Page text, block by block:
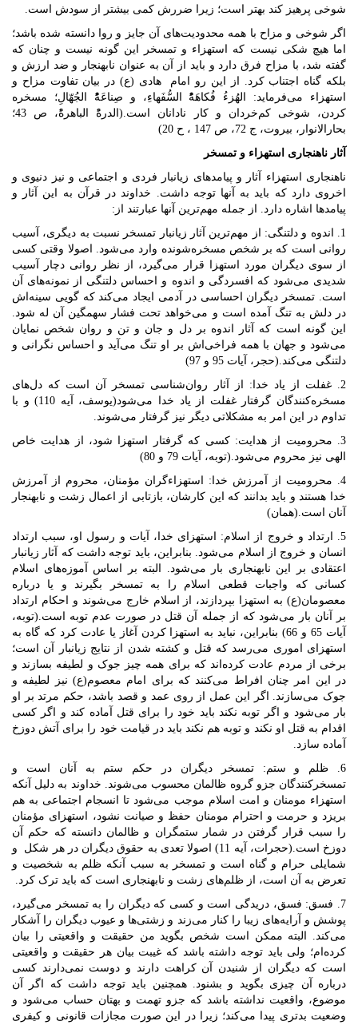
شوخی پرهیز کند بهتر است؛ زیرا ضررش کمی بیشتر از سودش است.
اگر شوخی و مزاح با همه محدودیت‌های آن جایز و روا دانسته شده باشد؛
اما هیچ شکی نیست که استهزاء و تمسخر این گونه نیست و چنان که
گفته شد، با مزاح فرق دارد و باید از آن به عنوان نابهنجار و ضد ارزش و
بلکه گناه اجتناب کرد. از این رو امام هادی (ع) در بیان تفاوت مزاح و
استهزاء می‌فرماید: الهُزءُ فُكاهَهًُْ السُّفَهاءِ، و صِناعَهًُْ الجُهّالِ؛ مسخره
کردن، شوخى كم‏‌خردان و كار نادانان است.(الدرهًْ الباهرهًْ، ص 43؛
بحارالانوار، بیروت، ج 72، ص 147 ، ح 20)
آثار ناهنجاری استهزاء و تمسخر
ناهنجاری استهزاء آثار و پیامدهای زیانبار فردی و اجتماعی و نیز دنیوی و
اخروی دارد که باید به آنها توجه داشت. خداوند در قرآن به این آثار و
پیامدها اشاره دارد. از جمله مهم‌ترین آنها عبارتند از:
1. اندوه و دلتنگی: از مهم‌ترین آثار زیانبار تمسخر نسبت به دیگری، آسیب
روانی است که بر شخص مسخره‌شونده وارد می‌شود. اصولا وقتی کسی
از سوی دیگران مورد استهزا قرار می‌گیرد، از نظر روانی دچار آسیب
شدیدی می‌شود که افسردگی و اندوه و احساس دلتنگی از نمونه‌های آن
است. تمسخر دیگران احساسی در آدمی ایجاد می‌کند که گویی سینه‌اش
در دلش به تنگ آمده است و می‌خواهد تحت فشار سهمگین آن له شود.
این گونه است که آثار اندوه بر دل و جان و تن و روان شخص نمایان
می‌شود و جهان با همه فراخی‌اش بر او تنگ می‌آید و احساس نگرانی و
دلتنگی می‌کند.(حجر، آیات 95 و 97)
2. غفلت از یاد خدا: از آثار روان‌شناسی تمسخر آن است که دل‌های
مسخره‌کنندگان گرفتار غفلت از یاد خدا می‌شود(یوسف، آیه 110) و با
تداوم در این امر به مشکلاتی دیگر نیز گرفتار می‌شوند.
3. محرومیت از هدایت: کسی که گرفتار استهزا شود، از هدایت خاص
الهی نیز محروم می‌شود.(توبه، آیات 79 و 80)
4. محرومیت از آمرزش خدا: استهزاءگران مؤمنان، محروم از آمرزش
خدا هستند و باید بدانند که این کارشان، بازتابی از اعمال زشت و نابهنجار
آنان است.(همان)
5. ارتداد و خروج از اسلام: استهزاى خدا، آيات و رسول او، سبب ارتداد
انسان و خروج از اسلام می‌شود. بنابراین، باید توجه داشت که آثار زیانبار
اعتقادی بر این نابهنجاری بار می‌شود. البته بر اساس آموزه‌های اسلام
کسانی که واجبات قطعی اسلام را به تمسخر بگیرند و یا در‌باره
معصومان(ع) به استهزا بپردازند، از اسلام خارج می‌شوند و احکام ارتداد
بر آنان بار می‌شود که از جمله آن قتل در صورت عدم توبه است.(توبه،
آیات 65 و 66) بنابراین، نباید به استهزا کردن آغاز یا عادت کرد که گاه به
استهزای اموری می‌رسد که قتل و کشته شدن از نتایج زیانبار آن است؛
برخی از مردم عادت کرده‌اند که برای همه چیز جوک و لطیفه بسازند و
در این امر چنان افراط می‌کنند که برای امام معصوم(ع) نیز لطیفه و
جوک می‌سازند. اگر این عمل از روی عمد و قصد باشد، حکم مرتد بر او
بار می‌شود و اگر توبه نکند باید خود را برای قتل آماده کند و اگر کسی
اقدام به قتل او نکند و توبه هم نکند باید در قیامت خود را برای آتش دوزخ
آماده سازد.
6. ظلم و ستم: تمسخر دیگران در حکم ستم به آنان است و
تمسخرکنندگان جزو گروه ظالمان محسوب می‌شوند. خداوند به دلیل آنکه
استهزاء مومنان و امت اسلام موجب می‌شود تا انسجام اجتماعی به هم
بریزد و حرمت و احترام مومنان حفظ و صیانت نشود، استهزاى مؤمنان
را سبب قرار گرفتن در شمار ستمگران و ظالمان دانسته که حکم آن
دوزخ است.(حجرات، آیه 11) اصولا تعدی به حقوق دیگران در هر شکل و
شمایلی حرام و گناه است و تمسخر به سبب آنکه ظلم به شخصیت و
تعرض به آن است، از ظلم‌های زشت و نابهنجاری است که باید ترک کرد.
7. فسق: فسق، دریدگی است و کسی که دیگران را به تمسخر می‌گیرد،
پوشش و آرایه‌های زیبا را کنار می‌زند و زشتی‌ها و عیوب دیگران را آشکار
می‌کند. البته ممکن است شخص بگوید من حقیقت و واقعیتی را بیان
کرده‌ام؛ ولی باید توجه داشته باشد که غیبت بیان هر حقیقت و واقعیتی
است که دیگران از شنیدن آن کراهت دارند و دوست نمی‌دارند کسی
درباره آن چیزی بگوید و بشنود. همچنین باید توجه داشت که اگر آن
موضوع، واقعیت نداشته باشد که جزو تهمت و بهتان حساب می‌شود و
وضعیت بدتری پیدا می‌کند؛ زیرا در این صورت مجازات قانونی و کیفری